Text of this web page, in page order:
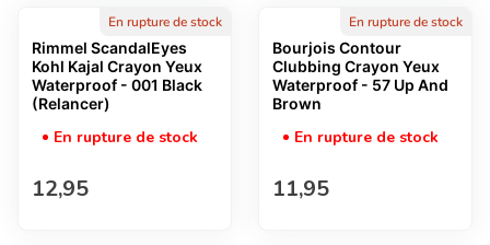
En rupture de stock
Rimmel ScandalEyes
Kohl Kajal Crayon Yeux
Waterproof - 001 Black
(Relancer)
En rupture de stock
Prix normal
12,95
En rupture de stock
Bourjois Contour
Clubbing Crayon Yeux
Waterproof - 57 Up And
Brown
En rupture de stock
Prix normal
11,95